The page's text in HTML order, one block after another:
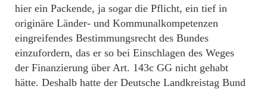
hier ein Packende, ja sogar die Pflicht, ein tief in
originäre Länder- und Kommunalkompetenzen
eingreifendes Bestimmungsrecht des Bundes
einzufordern, das er so bei Einschlagen des Weges
der Finanzierung über Art. 143c GG nicht gehabt
hätte. Deshalb hatte der Deutsche Landkreistag Bund